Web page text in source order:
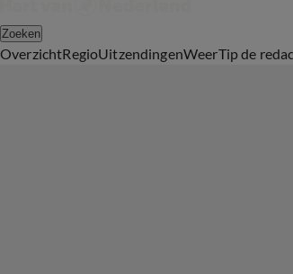
Zoeken
OverzichtRegioUitzendingenWeerTip de